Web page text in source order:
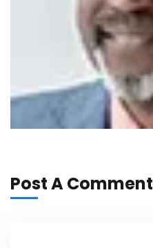
Post A Comment